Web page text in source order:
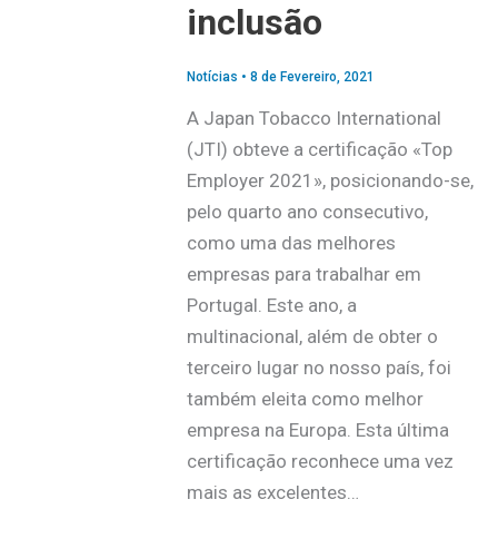
inclusão
Notícias • 8 de Fevereiro, 2021
A Japan Tobacco International
(JTI) obteve a certificação «Top
Employer 2021», posicionando-se,
pelo quarto ano consecutivo,
como uma das melhores
empresas para trabalhar em
Portugal. Este ano, a
multinacional, além de obter o
terceiro lugar no nosso país, foi
também eleita como melhor
empresa na Europa. Esta última
certificação reconhece uma vez
mais as excelentes…